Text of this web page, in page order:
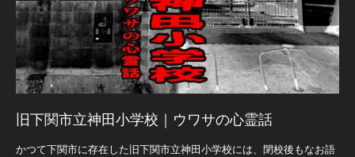
旧下関市立神田小学校｜ウワサの心霊話
かつて下関市に存在した旧下関市立神田小学校には、閉校後もなお語